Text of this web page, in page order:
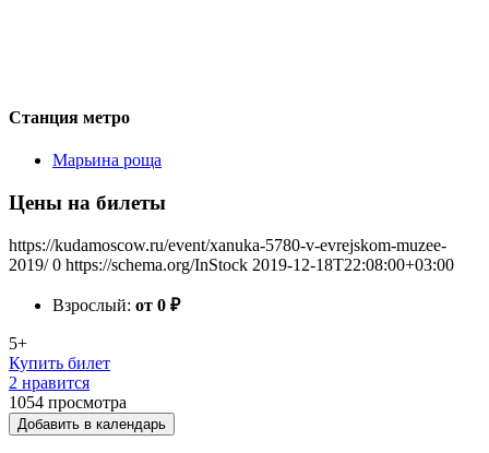
Станция метро
Марьина роща
Цены на билеты
https://kudamoscow.ru/event/xanuka-5780-v-evrejskom-muzee-
2019/ 0 https://schema.org/InStock 2019-12-18T22:08:00+03:00
Взрослый: от 0 ₽
5+
Купить билет
2 нравится
1054 просмотра
Добавить в календарь